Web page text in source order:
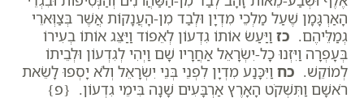
הָאַרְגָּמָן שֶׁעַל מַלְכֵי מִדְיָן וּלְבַד מִן-הָעֲנָקוֹת אֲשֶׁר בְּצַוְּארֵי
גְמַלֵּיהֶם. כז וַיַּעַשׂ אוֹתוֹ גִדְעוֹן לְאֵפוֹד וַיַּצֵּג אוֹתוֹ בְעִירוֹ
בְּעָפְרָה וַיִּזְנוּ כָל-יִשְׂרָאֵל אַחֲרָיו שָׁם וַיְהִי לְגִדְעוֹן וּלְבֵיתוֹ
לְמוֹקֵשׁ. כח וַיִּכָּנַע מִדְיָן לִפְנֵי בְּנֵי יִשְׂרָאֵל וְלֹא יָסְפוּ לָשֵׂאת
רֹאשָׁם וַתִּשְׁקֹט הָאָרֶץ אַרְבָּעִים שָׁנָה בִּימֵי גִדְעוֹן. {פ}